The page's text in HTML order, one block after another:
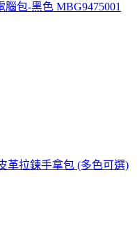
腦包-黑色 MBG9475001
革拉鍊手拿包 (多色可選)